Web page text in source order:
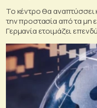
Το κέντρο θα αναπτύσσει
την προστασία από τα μη
Γερμανία ετοιμάζει